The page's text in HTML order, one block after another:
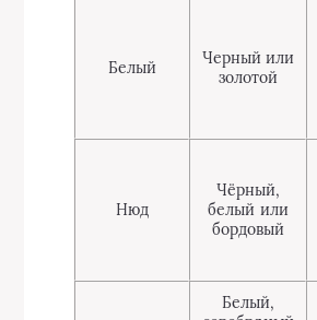
Белый
Черный или
золотой
Нюд
Чёрный,
белый или
бордовый
Белый,